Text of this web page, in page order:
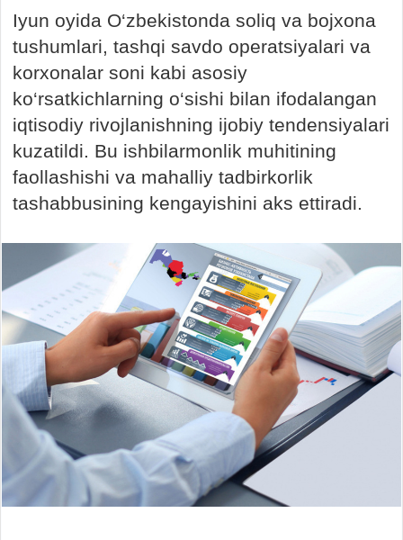
Iyun oyida O‘zbekistonda soliq va bojxona
tushumlari, tashqi savdo operatsiyalari va
korxonalar soni kabi asosiy
ko‘rsatkichlarning o‘sishi bilan ifodalangan
iqtisodiy rivojlanishning ijobiy tendensiyalari
kuzatildi. Bu ishbilarmonlik muhitining
faollashishi va mahalliy tadbirkorlik
tashabbusining kengayishini aks ettiradi.